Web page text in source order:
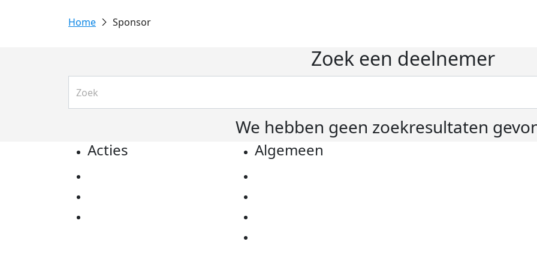
Sponsor
Zoek een deelnemer
We hebben geen zoekresultaten
Acties Algemeen